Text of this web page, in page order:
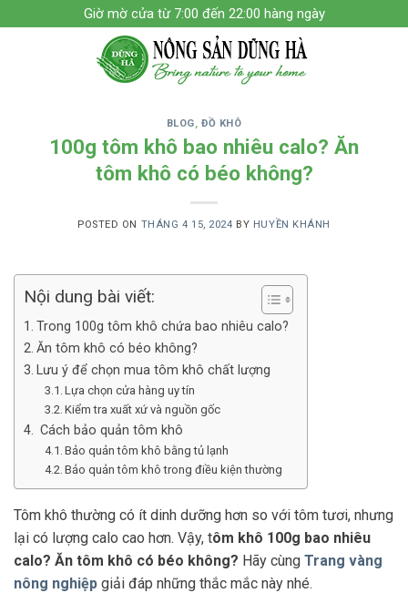
to
Giờ mờ cửa từ 7:00 đến 22:00 hàng ngày
BLOG, ĐỒ KHÔ
100g tôm khô bao nhiêu calo? Ăn
tôm khô có béo không?
POSTED ON THÁNG 4 15, 2024 BY HUYỀN KHÁNH
Nội dung bài viết:
Trong 100g tôm khô chứa bao nhiêu calo?
Ăn tôm khô có béo không?
Lưu ý để chọn mua tôm khô chất lượng
Lựa chọn cửa hàng uy tín
Kiểm tra xuất xứ và nguồn gốc
Cách bảo quản tôm khô
Bảo quản tôm khô bằng tủ lạnh
Bảo quản tôm khô trong điều kiện thường
Tôm khô thường có ít dinh dưỡng hơn so với tôm tươi, nhưng
lại có lượng calo cao hơn. Vậy, tôm khô 100g bao nhiêu
calo? Ăn tôm khô có béo không? Hãy cùng Trang vàng
nông nghiệp giải đáp những thắc mắc này nhé.